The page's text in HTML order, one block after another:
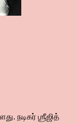
நடிகர் ஶ்ரீஜித்